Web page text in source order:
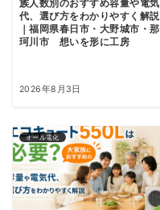
族人数別のおすすめ容量や電気
代、選び方をわかりやすく解説
｜福岡県春日市・大野城市・那
珂川市 想いを形に工房
2026年8月3日
オール電化